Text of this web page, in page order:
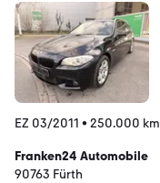
EZ 03/2011 • 250.000 km
Franken24 Automobile
90763 Fürth